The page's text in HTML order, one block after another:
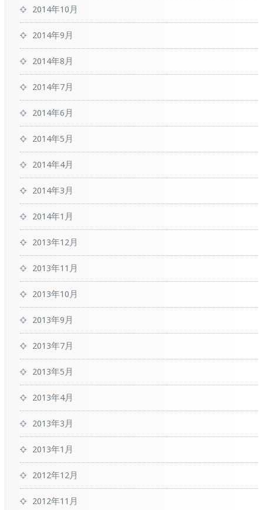
2014年10月
2014年9月
2014年8月
2014年7月
2014年6月
2014年5月
2014年4月
2014年3月
2014年1月
2013年12月
2013年11月
2013年10月
2013年9月
2013年7月
2013年5月
2013年4月
2013年3月
2013年1月
2012年12月
2012年11月